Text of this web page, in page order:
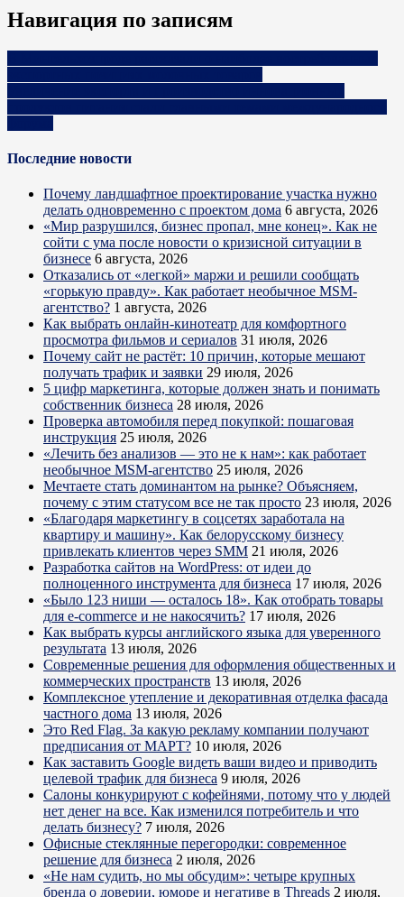
Навигация по записям
Последние новости
Почему ландшафтное проектирование участка нужно
делать одновременно с проектом дома 6 августа, 2026
«Мир разрушился, бизнес пропал, мне конец». Как не
сойти с ума после новости о кризисной ситуации в
бизнесе 6 августа, 2026
Отказались от «легкой» маржи и решили сообщать
«горькую правду». Как работает необычное MSM-
агентство? 1 августа, 2026
Как выбрать онлайн-кинотеатр для комфортного
просмотра фильмов и сериалов 31 июля, 2026
Почему сайт не растёт: 10 причин, которые мешают
получать трафик и заявки 29 июля, 2026
5 цифр маркетинга, которые должен знать и понимать
собственник бизнеса 28 июля, 2026
Проверка автомобиля перед покупкой: пошаговая
инструкция 25 июля, 2026
«Лечить без анализов — это не к нам»: как работает
необычное MSM-агентство 25 июля, 2026
Мечтаете стать доминантом на рынке? Объясняем,
почему с этим статусом все не так просто 23 июля, 2026
«Благодаря маркетингу в соцсетях заработала на
квартиру и машину». Как белорусскому бизнесу
привлекать клиентов через SMM 21 июля, 2026
Разработка сайтов на WordPress: от идеи до
полноценного инструмента для бизнеса 17 июля, 2026
«Было 123 ниши — осталось 18». Как отобрать товары
для e-commerce и не накосячить? 17 июля, 2026
Как выбрать курсы английского языка для уверенного
результата 13 июля, 2026
Современные решения для оформления общественных и
коммерческих пространств 13 июля, 2026
Комплексное утепление и декоративная отделка фасада
частного дома 13 июля, 2026
Это Red Flag. За какую рекламу компании получают
предписания от МАРТ? 10 июля, 2026
Как заставить Google видеть ваши видео и приводить
целевой трафик для бизнеса 9 июля, 2026
Салоны конкурируют с кофейнями, потому что у людей
нет денег на все. Как изменился потребитель и что
делать бизнесу? 7 июля, 2026
Офисные стеклянные перегородки: современное
решение для бизнеса 2 июля, 2026
«Не нам судить, но мы обсудим»: четыре крупных
бренда о доверии, юморе и негативе в Threads 2 июля,